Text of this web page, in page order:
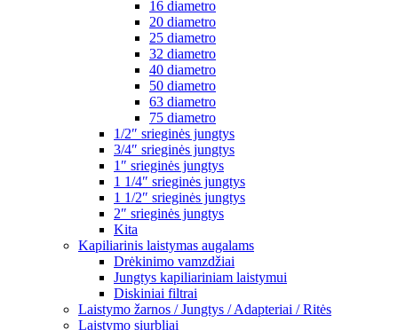
16 diametro
20 diametro
25 diametro
32 diametro
40 diametro
50 diametro
63 diametro
75 diametro
1/2″ srieginės jungtys
3/4″ srieginės jungtys
1″ srieginės jungtys
1 1/4″ srieginės jungtys
1 1/2″ srieginės jungtys
2″ srieginės jungtys
Kita
Kapiliarinis laistymas augalams
Drėkinimo vamzdžiai
Jungtys kapiliariniam laistymui
Diskiniai filtrai
Laistymo žarnos / Jungtys / Adapteriai / Ritės
Laistymo siurbliai